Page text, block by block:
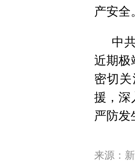
产安全
中
近期极
密切
援，深
严防发
来源：